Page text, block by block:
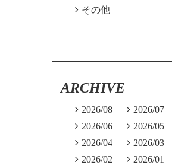
 その他
ARCHIVE
 2026/08  2026/07
 2026/06  2026/05
 2026/04  2026/03
 2026/02  2026/01